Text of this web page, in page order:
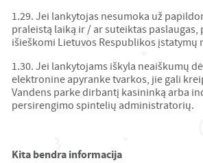
1.29. Jei lankytojas nesumoka už
praleistą laiką ir / ar suteiktas paslaugas,
išieškomi Lietuvos Respublikos įstatymų
1.30. Jei lankytojams iškyla neaiškumų
elektronine apyranke tvarkos, jie gali
Vandens parke dirbantį kasininką arba
persirengimo spintelių administratorių.
Kita bendra informacija